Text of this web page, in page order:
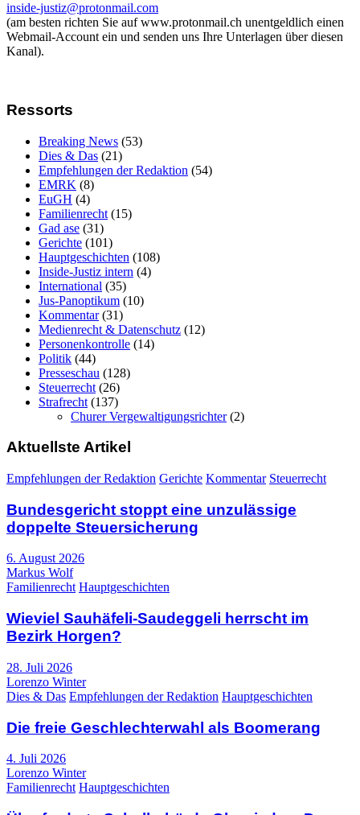
inside-justiz@protonmail.com
(am besten richten Sie auf www.protonmail.ch unentgeldlich einen
Webmail-Account ein und senden uns Ihre Unterlagen über diesen
Kanal).
Ressorts
Breaking News (53)
Dies & Das (21)
Empfehlungen der Redaktion (54)
EMRK (8)
EuGH (4)
Familienrecht (15)
Gad ase (31)
Gerichte (101)
Hauptgeschichten (108)
Inside-Justiz intern (4)
International (35)
Jus-Panoptikum (10)
Kommentar(31)
Medienrecht & Datenschutz (12)
Personenkontrolle (14)
Politik (44)
Presseschau (128)
Steuerrecht (26)
Strafrecht (137)
Churer Vergewaltigungsrichter(2)
Aktuellste Artikel
Empfehlungen der Redaktion Gerichte Kommentar Steuerrecht
Bundesgericht stoppt eine unzulässige
doppelte Steuersicherung
6. August 2026
Markus Wolf
Familienrecht Hauptgeschichten
Wieviel Sauhäfeli-Saudeggeli herrscht im
Bezirk Horgen?
28. Juli 2026
Lorenzo Winter
Dies & Das Empfehlungen der Redaktion Hauptgeschichten
Die freie Geschlechterwahl als Boomerang
4. Juli 2026
Lorenzo Winter
Familienrecht Hauptgeschichten